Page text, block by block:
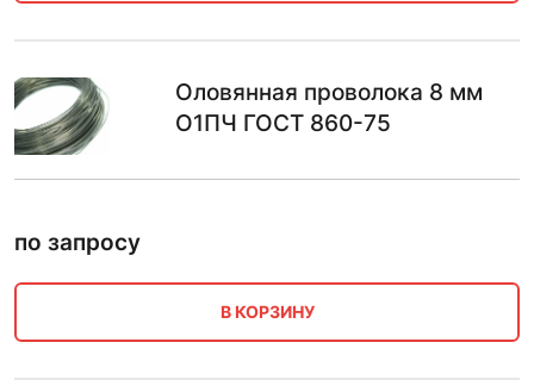
Оловянная проволока 8 мм
О1ПЧ ГОСТ 860-75
по запросу
В КОРЗИНУ